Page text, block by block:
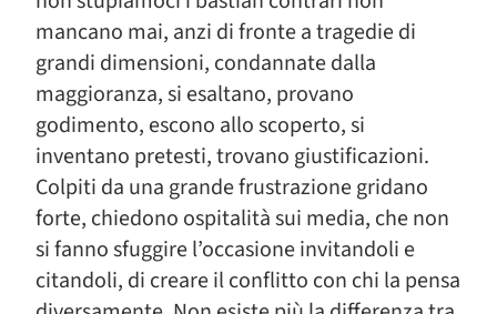
mancano mai, anzi di fronte a tragedie di
grandi dimensioni, condannate dalla
maggioranza, si esaltano, provano
godimento, escono allo scoperto, si
inventano pretesti, trovano giustificazioni.
Colpiti da una grande frustrazione gridano
forte, chiedono ospitalità sui media, che non
si fanno sfuggire l’occasione invitandoli e
citandoli, di creare il conflitto con chi la pensa